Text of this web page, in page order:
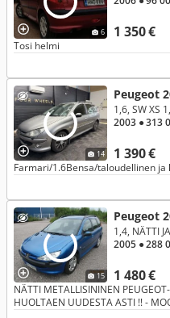
6 1 350 €
Tosi helmi
14
Peugeot
1 390 €
1,6, SW XS
2003 ● 313
Farmari/1.6Bensa/taloudellinen ja
15
Peugeot
1 480 €
2005 ● 288
NÄTTI METALLISININEN
HUOLTAEN UUDESTA ASTI !! -